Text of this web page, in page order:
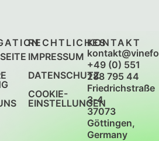
RECHTLICHES
IMPRESSUM
DATENSCHUTZ
COOKIE-
EINSTELLUNGEN
KONTAKT
+49 (0) 551
288 795 44
Friedrichstraße
3-4
37073
Göttingen,
Germany